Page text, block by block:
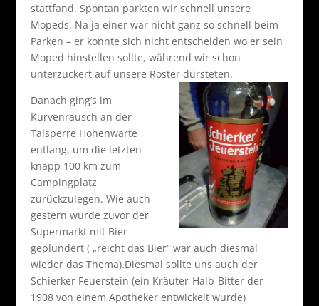
stattfand. Spontan parkten wir schnell unsere
Mopeds. Na ja einer war nicht ganz so schnell beim
Parken – er konnte sich nicht entscheiden wo er sein
Moped hinstellen sollte, während wir schon
unterzuckert auf unsere Roster dürsteten.
Danach ging’s im
Kurvenrausch an der
Talsperre Hohenwarte
entlang, um die letzten
knapp 100 km zum
Campingplatz
zurückzulegen. Wie auch
gestern wurde zuvor der
Supermarkt mit Bier
geplündert ( „reicht das Bier“ war auch diesmal
wieder das Thema).Diesmal sollte uns auch der
Schierker Feuerstein (ein Kräuter-Halb-Bitter der
1908 von einem Apotheker entwickelt wurde)